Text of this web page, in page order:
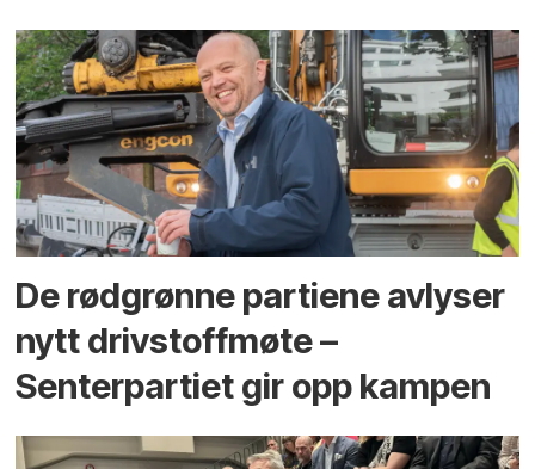
De rødgrønne partiene avlyser
nytt drivstoffmøte –
Senterpartiet gir opp kampen